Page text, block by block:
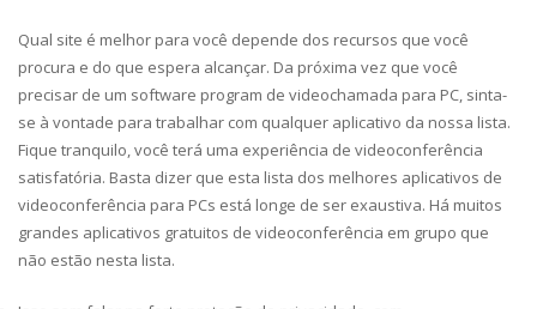
Qual site é melhor para você depende dos recursos que você
procura e do que espera alcançar. Da próxima vez que você
precisar de um software program de videochamada para PC, sinta-
se à vontade para trabalhar com qualquer aplicativo da nossa lista.
Fique tranquilo, você terá uma experiência de videoconferência
satisfatória. Basta dizer que esta lista dos melhores aplicativos de
videoconferência para PCs está longe de ser exaustiva. Há muitos
grandes aplicativos gratuitos de videoconferência em grupo que
não estão nesta lista.